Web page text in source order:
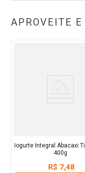
APROVEITE
Iogurte Integral Abacaxi
400g
R$ 7,48